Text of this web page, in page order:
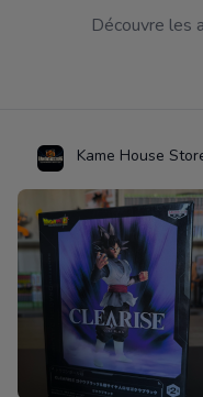
Découvre les
Kame House